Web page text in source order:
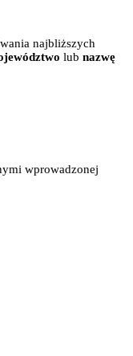
najbliższych
lub nazwę
wprowadzonej